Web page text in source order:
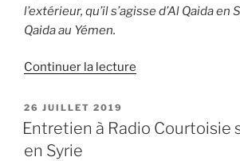
l’extérieur, qu’il s’agisse d’Al Qaida en
Qaida au Yémen.
Continuer la lecture
–
PUBLIÉ
LE
26 JUILLET 2019
Entretien à Radio Courtoisie
en Syrie